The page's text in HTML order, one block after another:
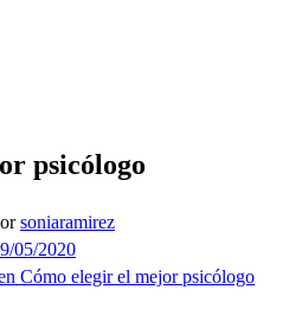
psicólogo
soniaramirez
05/2020
Cómo elegir el mejor psicólogo